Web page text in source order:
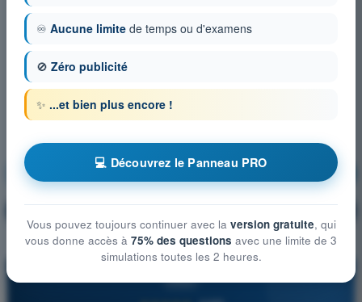
Navigation
Explication de la question
♾️ Aucune limite de temps ou d'examens
🚫 Zéro publicité
✨ ...et bien plus encore !
💻 Découvrez le Panneau PRO
Vous pouvez toujours continuer avec la version gratuite, qui
vous donne accès à 75% des questions avec une limite de 3
simulations toutes les 2 heures.